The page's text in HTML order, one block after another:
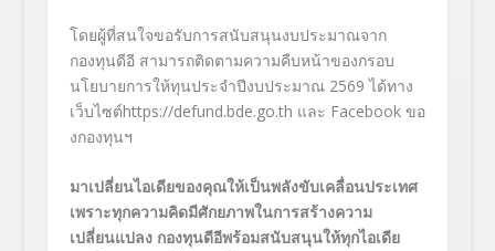
โดยผู้ที่สนใจขอรับการสนับสนุนงบประมาณจาก
กองทุนดีอี สามารถติดตามความคืบหน้าของกรอบ
นโยบายการให้ทุนประจำปีงบประมาณ 2569 ได้ทาง
เว็บไซต์https://defund.bde.go.th และ Facebook ขอ
งกองทุนฯ
มาเปลี่ยนไอเดียของคุณให้เป็นพลังขับเคลื่อนประเทศ
เพราะทุกความคิดมีศักยภาพในการสร้างความ
เปลี่ยนแปลง กองทุนดีอีพร้อมสนับสนุนให้ทุกไอเดีย